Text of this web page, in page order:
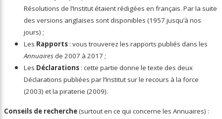
Résolutions de l’Institut étaient rédigées en français. Par la suite
des versions anglaises sont disponibles (1957 jusqu’à nos
jours) ;
Les Rapports : vous trouverez les rapports publiés dans les
Annuairesde 2007 à 2017 ;
Les Déclarations : cette partie donne le texte des deux
Déclarations publiées par l’Institut sur le recours à la force
(2003) et la piraterie (2009).
Conseils de recherche(surtout en ce qui concerne les Annuaires) :